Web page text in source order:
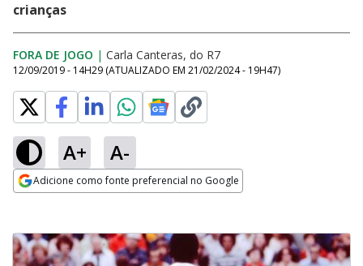
crianças
FORA DE JOGO | Carla Canteras, do R7
12/09/2019 - 14H29 (ATUALIZADO EM 21/02/2024 - 19H47)
A+ A-
Adicione como fonte preferencial no Google